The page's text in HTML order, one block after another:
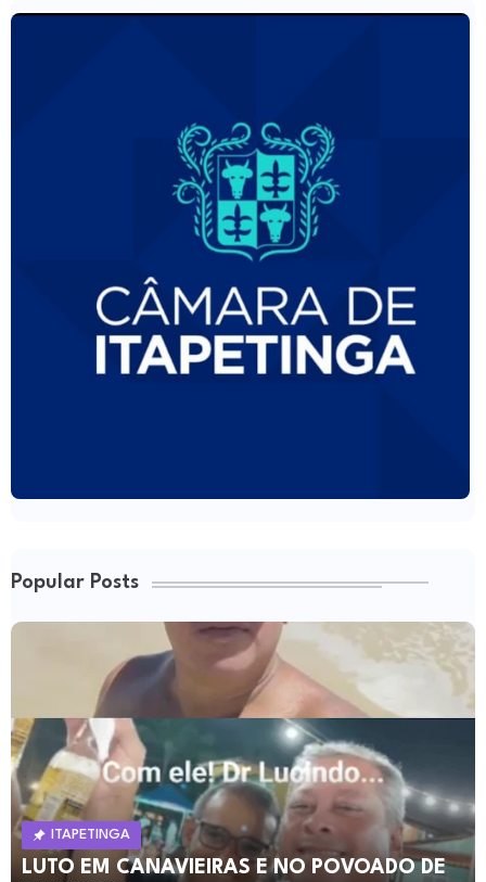
Popular Posts
ITAPETINGA
LUTO EM CANAVIEIRAS E NO POVOADO DE